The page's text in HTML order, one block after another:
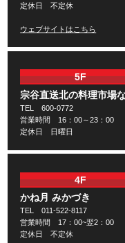
定休日 不定休
ウェブサイトはこちら
5F
宗谷直送北の料理市場
TEL 600-0772
営業時間 16：00～23：00
定休日 日曜日
4F
かね月 みかづき
TEL 011-522-8117
営業時間 17：00~翌2：00
定休日 不定休